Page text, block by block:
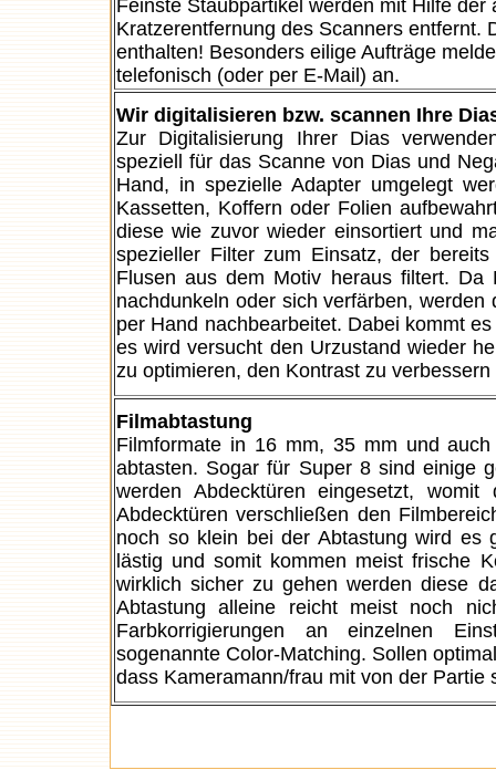
Feinste Staubpartikel werden mit Hilfe der
Kratzerentfernung des Scanners entfernt.
enthalten! Besonders eilige Aufträge
telefonisch (oder per E-Mail) an.
Wir digitalisieren bzw. scannen Ihre
Zur Digitalisierung Ihrer Dias
speziell für das Scanne von Dias und
Hand, in spezielle Adapter umgelegt
Kassetten, Koffern oder Folien
diese wie zuvor wieder einsortiert und
spezieller Filter zum Einsatz, der
Flusen aus dem Motiv heraus filtert.
nachdunkeln oder sich verfärben,
per Hand nachbearbeitet. Dabei kommt
es wird versucht den Urzustand wieder
zu optimieren, den Kontrast zu
Filmabtastung
Filmformate in 16 mm, 35 mm und
abtasten. Sogar für Super 8 sind einige
werden Abdecktüren eingesetzt,
Abdecktüren verschließen den
noch so klein bei der Abtastung wird es
lästig und somit kommen meist frische
wirklich sicher zu gehen werden diese
Abtastung alleine reicht meist noch
Farbkorrigierungen an einzelnen
sogenannte Color-Matching. Sollen
dass Kameramann/frau mit von der